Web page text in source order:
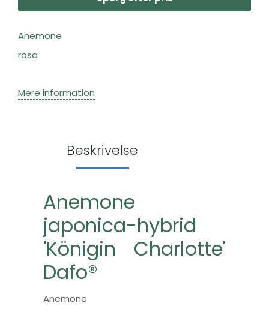
Anemone
rosa
Mere information
Beskrivelse
Anemone
japonica-hybrid
'Königin Charlotte'
Dafo®
Anemone